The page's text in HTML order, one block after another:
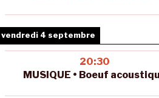
vendredi 4 septembre
20:30
MUSIQUE • Boeuf